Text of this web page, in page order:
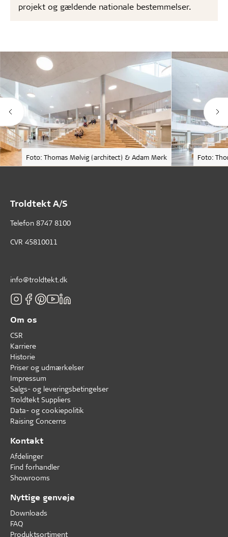
projekt og gældende nationale bestemmelser.
Foto: Thomas Mølvig (architect) & Adam Mørk Foto:
Troldtekt A/S
Telefon 8747 8100
CVR 45810011
info@troldtekt.dk
Om os
CSR
Karriere
Historie
Priser og udmærkelser
Impressum
Salgs- og leveringsbetingelser
Troldtekt Suppliers
Data- og cookiepolitik
Raising Concerns
Kontakt
Afdelinger
Find forhandler
Showrooms
Nyttige genveje
Downloads
FAQ
Produktsortiment